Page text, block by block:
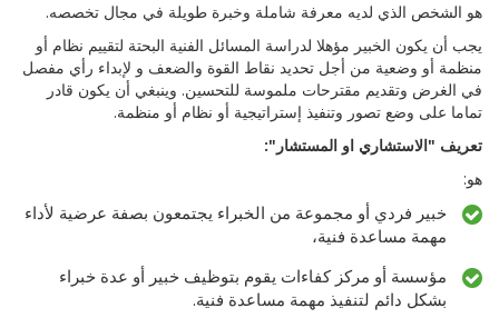
هو الشخص الذي لديه معرفة شاملة وخبرة طويلة في مجال تخصصه.
يجب أن يكون الخبير مؤهلا لدراسة المسائل الفنية البحتة لتقييم نظام أو
منظمة أو وضعية من أجل تحديد نقاط القوة والضعف و لإبداء رأي مفصل
في الغرض وتقديم مقترحات ملموسة للتحسين. وينبغي أن يكون قادر
تماما على وضع تصور وتنفيذ إستراتيجية أو نظام أو منظمة.
تعريف "الاستشاري او المستشار":
هو:
خبير فردي أو مجموعة من الخبراء يجتمعون بصفة عرضية لأداء
مهمة مساعدة فنية،
مؤسسة أو مركز كفاءات يقوم بتوظيف خبير أو عدة خبراء
بشكل دائم لتنفيذ مهمة مساعدة فنية.